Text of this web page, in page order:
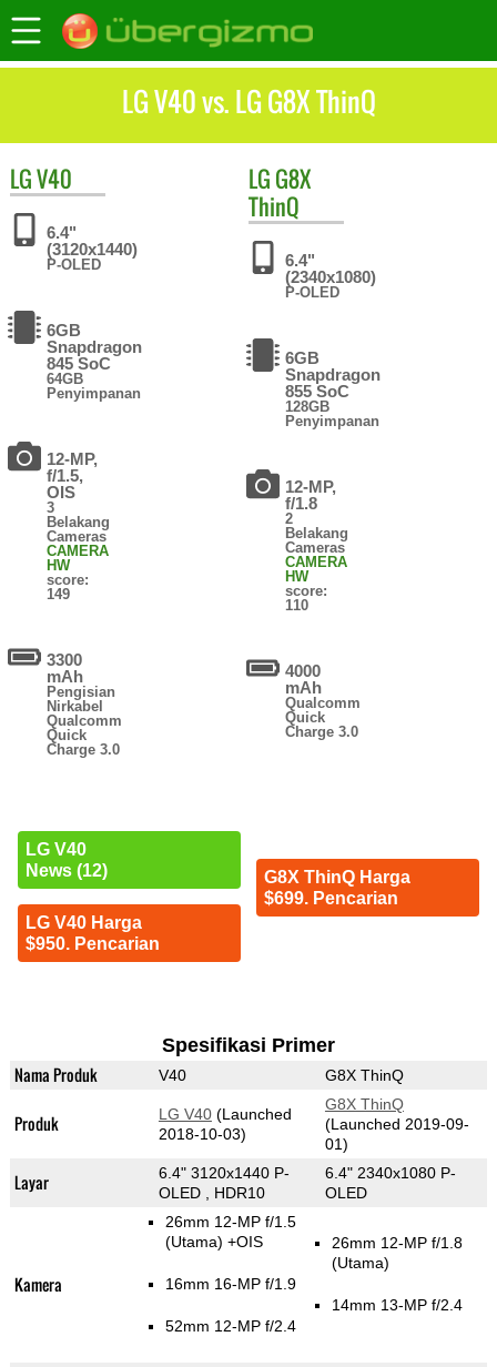
LG V40 vs. LG G8X ThinQ
LGV40
6.4"
(3120x1440)
P-OLED
6GB
Snapdragon
845 SoC
64GB
Penyimpanan
12-MP,
f/1.5,
OIS
3
Belakang
Cameras
CAMERA
HW
score:
149
3300
mAh
Pengisian
Nirkabel
Qualcomm
Quick
Charge 3.0
LG V40
News (12)
LG V40 Harga
$950. Pencarian
LG G8X
ThinQ
6.4"
(2340x1080)
P-OLED
6GB
Snapdragon
855 SoC
128GB
Penyimpanan
12-MP,
f/1.8
2
Belakang
Cameras
CAMERA
HW
score:
110
4000
mAh
Qualcomm
Quick
Charge 3.0
G8X ThinQ Harga
$699. Pencarian
Spesifikasi Primer
Nama Produk V40 G8X ThinQ
Produk LG V40(Launched
2018-10-03)
G8X ThinQ
(Launched 2019-09-
01)
Layar
6.4" 3120x1440 P-
OLED , HDR10
6.4" 2340x1080 P-
OLED
Kamera
26mm 12-MP f/1.5
(Utama) +OIS
16mm 16-MP f/1.9
52mm 12-MP f/2.4
26mm 12-MP f/1.8
(Utama)
14mm 13-MP f/2.4